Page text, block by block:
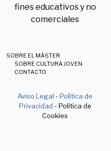
fines educativos y no
comerciales
SOBRE EL MÁSTER
SOBRE CULTURA JOVEN
CONTACTO
Aviso Legal -Política de
Privacidad - Política de
Cookies